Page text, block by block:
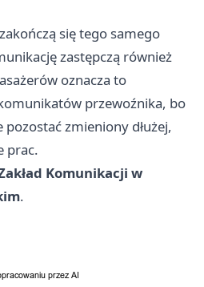
się tego samego
zastępczą również
oznacza to
przewoźnika, bo
pozostać zmieniony dłużej,
prac.
Komunikacji w
.